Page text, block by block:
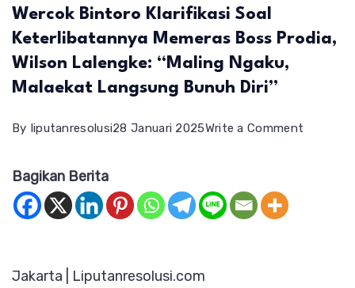
Wercok Bintoro Klarifikasi Soal
Keterlibatannya Memeras Boss Prodia,
Wilson Lalengke: “Maling Ngaku,
Malaekat Langsung Bunuh Diri”
By liputanresolusi28 Januari 2025Write a Comment
Bagikan Berita
Jakarta | Liputanresolusi.com